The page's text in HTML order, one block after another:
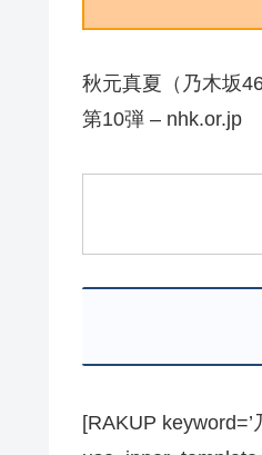
秋元真夏（乃木坂
第10弾 – nhk.or.jp
[RAKUP keyword=’